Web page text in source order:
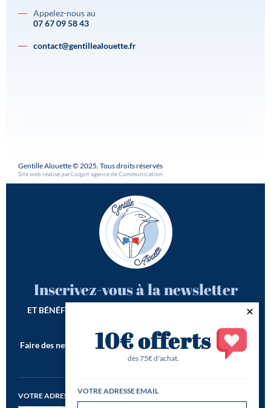
Appelez-nous au
07 67 09 58 43
contact@gentillealouette.fr
Gentille Alouette © 2025. Tous droits réservés
Site web réalisé parCoqpit agence de Communication
Inscrivez-vous à la newsletter
ET BÉNÉFICIEZ DE -10€ SUR VOTRE 1ÈRE COMMANDE*
Faire des newsletters incroyables est notre seconde vocation !
*Offre de bienvenue valable dès 75€ d'achat
VOTRE ADRESSE EMAIL
10€ offerts
dès 75€ d'achat.
VOTRE ADRESSE EMAIL